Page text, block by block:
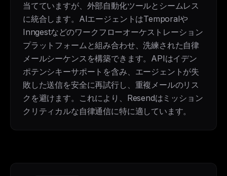
当てていますが、外部自動化ツールとシームレス
に統合します。AIエージェントはTemporalや
Inngestなどのワークフローオーケストレーション
プラットフォームと組み合わせ、洗練された自律
メールシーケンスを構築できます。APIはイデン
ポテンシキーサポートを含み、エージェントが失
敗した送信を安全に再試行し、重複メールのリス
クを避けます。これにより、Resendはミッション
クリティカルな自律通信に特に適しています。